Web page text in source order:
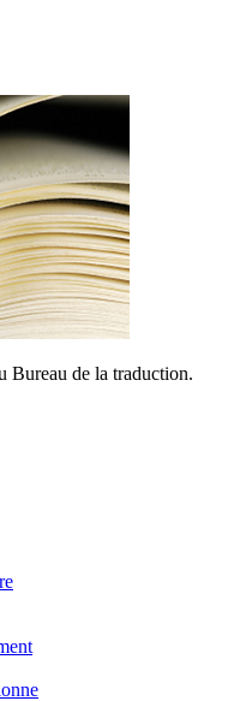
Bureau de la traduction.